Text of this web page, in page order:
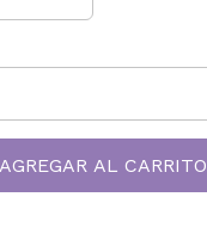
AGREGAR AL CARRITO